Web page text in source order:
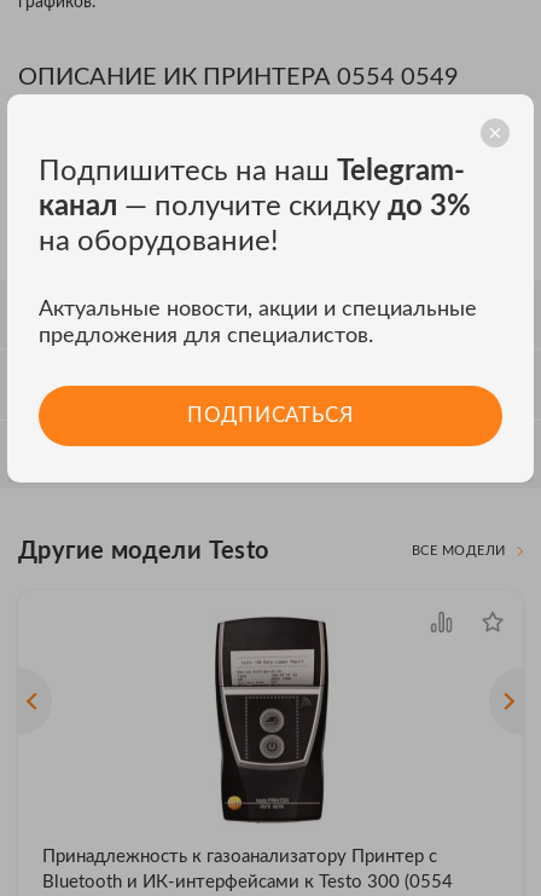
ОПИСАНИЕ ИК ПРИНТЕРА 0554 0549
Универсальный принтер с беспроводным ИК-интерфейсом,
экономит Ваше время, т.к. сохраняет данные перед печатью.
Передача данных осуществляется всего за 2 секунды. После
чего принтер сразу же готов к работе. Печать данных
измерений осуществляется вместе с датой и временем.
СПЕЦИФИКАЦИЯ
ОТЗЫВЫ
Другие модели Testo ВСЕ МОДЕЛИ
Принадлежность к газоанализатору Принтер с
Bluetooth и ИК-интерфейсами к Testo 300 (0554
Подпишитесь на наш Telegram-
канал — получите скидку до 3%
на оборудование!
Актуальные новости, акции и специальные
предложения для специалистов.
ПОДПИСАТЬСЯ